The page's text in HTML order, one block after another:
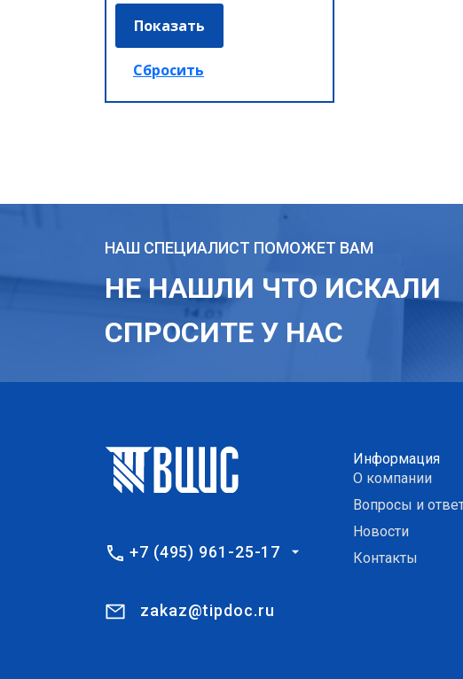
НАШ СПЕЦИАЛИСТ ПОМОЖЕТ ВАМ
НЕ НАШЛИ ЧТО ИСКАЛИ
СПРОСИТЕ У НАС
+7 (495) 961-25-17
zakaz@tipdoc.ru
Информация
О компании
Вопросы и
Новости
Контакты